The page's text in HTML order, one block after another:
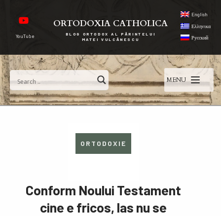
YouTube
ORTODOXIA CATHOLICA
BLOG ORTODOX AL PĂRINTELUI
MATEI VULCĂNESCU
English
Ελληνικα
Русский
MENU
ORTODOXIE
Conform Noului Testament
cine e fricos, las nu se